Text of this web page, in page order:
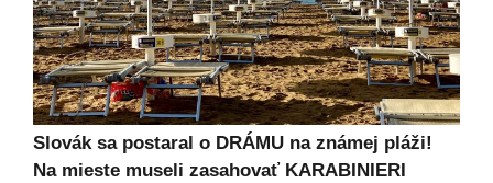
Slovák sa postaral o DRÁMU na známej pláži!
Na mieste museli zasahovať KARABINIERI